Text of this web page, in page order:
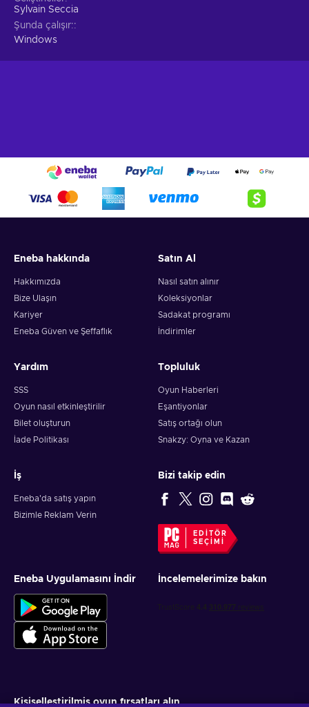
Sylvain Seccia
Şunda çalışır:
Windows
Eneba hakkında
Hakkımızda
Bize Ulaşın
Kariyer
Eneba Güven ve Şeffaflık
Satın Al
Nasıl satın alınır
Koleksiyonlar
Sadakat programı
İndirimler
Yardım
SSS
Oyun nasıl etkinleştirilir
Bilet oluşturun
İade Politikası
Topluluk
Oyun Haberleri
Eşantiyonlar
Satış ortağı olun
Snakzy: Oyna ve Kazan
İş
Eneba'da satış yapın
Bizimle Reklam Verin
Bizi takip edin
EDITÖR
SEÇIMI
Eneba Uygulamasını İndir İncelemelerimize bakın
Kişiselleştirilmiş oyun fırsatları alın